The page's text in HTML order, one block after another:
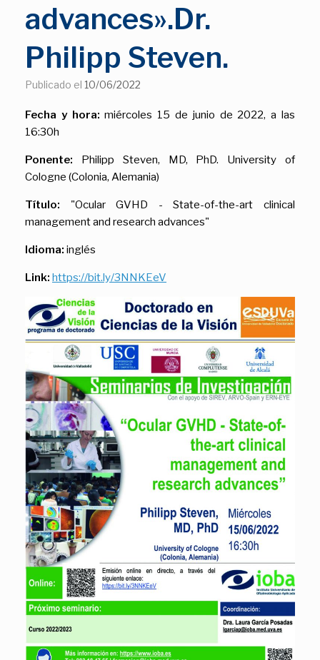
advances».Dr.
Philipp Steven.
Publicado el 10/06/2022
Fecha y hora: miércoles 15 de junio de 2022, a las
16:30h
Ponente: Philipp Steven, MD, PhD. University of
Cologne (Colonia, Alemania)
Título: "Ocular GVHD - State-of-the-art clinical
management and research advances"
Idioma: inglés
Link: https://bit.ly/3NNKEeV